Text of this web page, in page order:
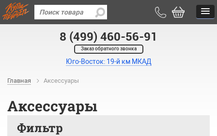
8 (499) 460-56-91
Заказ обратного звонка
Юго-Восток: 19-й км МКАД
Главная Аксессуары
Аксессуары
Фильтр